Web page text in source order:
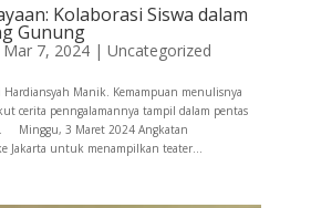
Kolaborasi Siswa dalam
Gunung
Mar 7, 2024| Uncategorized
Hardiansyah Manik. Kemampuan menulisnya
cerita penngalamannya tampil dalam pentas
Minggu, 3 Maret 2024 Angkatan
Jakarta untuk menampilkan teater...